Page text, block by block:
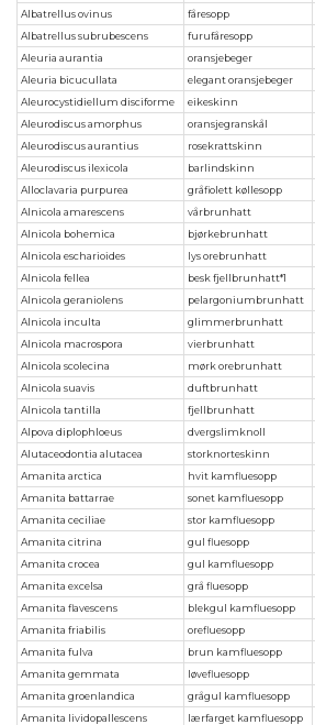
Albatrellus ovinus
fåresopp
Albatrellus subrubescens
furufåresopp
Aleuria aurantia
oransjebeger
Aleuria bicucullata
elegant oransjebeger
Aleurocystidiellum disciforme
eikeskinn
Aleurodiscus amorphus
oransjegranskål
Aleurodiscus aurantius
rosekrattskinn
Aleurodiscus ilexicola
barlindskinn
Alloclavaria purpurea
gråfiolett køllesopp
Alnicola amarescens
vårbrunhatt
Alnicola bohemica
bjørkebrunhatt
Alnicola escharioides
lys orebrunhatt
Alnicola fellea
besk fjellbrunhatt*1
Alnicola geraniolens
pelargoniumbrunhatt
Alnicola inculta
glimmerbrunhatt
Alnicola macrospora
vierbrunhatt
Alnicola scolecina
mørk orebrunhatt
Alnicola suavis
duftbrunhatt
Alnicola tantilla
fjellbrunhatt
Alpova diplophloeus
dvergslimknoll
Alutaceodontia alutacea
storknorteskinn
Amanita arctica
hvit kamfluesopp
Amanita battarrae
sonet kamfluesopp
Amanita ceciliae
stor kamfluesopp
Amanita citrina
gul fluesopp
Amanita crocea
gul kamfluesopp
Amanita excelsa
grå fluesopp
Amanita flavescens
blekgul kamfluesopp
Amanita friabilis
orefluesopp
Amanita fulva
brun kamfluesopp
Amanita gemmata
løvefluesopp
Amanita groenlandica
grågul kamfluesopp
Amanita lividopallescens
lærfarget kamfluesopp